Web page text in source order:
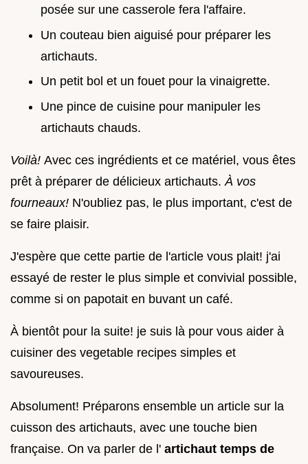
posée sur une casserole fera l'affaire.
Un couteau bien aiguisé pour préparer les
artichauts.
Un petit bol et un fouet pour la vinaigrette.
Une pince de cuisine pour manipuler les
artichauts chauds.
Voilà! Avec ces ingrédients et ce matériel, vous êtes
prêt à préparer de délicieux artichauts. À vos
fourneaux! N'oubliez pas, le plus important, c'est de
se faire plaisir.
J'espère que cette partie de l'article vous plait! j'ai
essayé de rester le plus simple et convivial possible,
comme si on papotait en buvant un café.
À bientôt pour la suite! je suis là pour vous aider à
cuisiner des vegetable recipes simples et
savoureuses.
Absolument! Préparons ensemble un article sur la
cuisson des artichauts, avec une touche bien
française. On va parler de l' artichaut temps de